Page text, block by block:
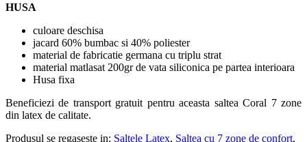
HUSA
culoare deschisa
jacard 60% bumbac si 40% poliester
material de fabricatie germana cu triplu strat
material matlasat 200gr de vata siliconica pe partea interioara
Husa fixa
Beneficiezi de transport gratuit pentru aceasta saltea Coral 7 zone
din latex de calitate.
Produsul se regaseste in: Saltele Latex, Saltea cu 7 zone de confort,